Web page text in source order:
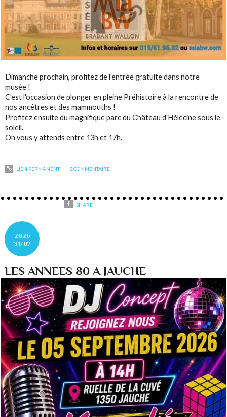
Dimanche prochain, profitez de l'entrée gratuite dans notre
musée !
C'est l'occasion de plonger en pleine Préhistoire à la rencontre de
nos ancêtres et des mammouths !
Profitez ensuite du magnifique parc du Château d'Hélécine sous le
soleil.
On vous y attends entre 13h et 17h.
LIEN PERMANENT 0COMMENTAIRE
SHARE
2026
31/07
LES ANNEES 80 A JAUCHE